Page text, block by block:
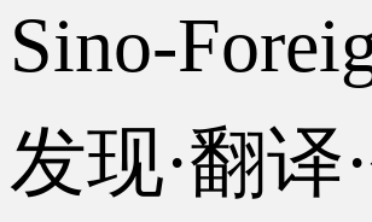
Sino-
发现·翻